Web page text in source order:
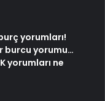
yorumları!
burcu yorumu…
yorumları ne